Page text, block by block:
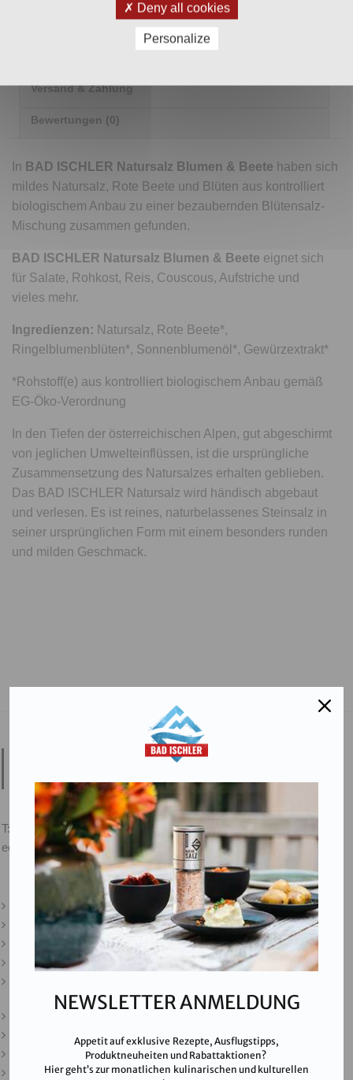
Versand & Zahlung
Bewertungen (0)
In BAD ISCHLER Natursalz Blumen & Beete haben sich
mildes Natursalz, Rote Beete und Blüten aus kontrolliert
biologischem Anbau zu einer bezaubernden Blütensalz-
Mischung zusammen gefunden.
BAD ISCHLER Natursalz Blumen & Beete eignet sich
für Salate, Rohkost, Reis, Couscous, Aufstriche und
vieles mehr.
Ingredienzen: Natursalz, Rote Beete*,
Ringelblumenblüten*, Sonnenblumenöl*, Gewürzextrakt*
*Rohstoff(e) aus kontrolliert biologischem Anbau gemäß
EG-Öko-Verordnung
In den Tiefen der österreichischen Alpen, gut abgeschirmt
von jeglichen Umwelteinflüssen, ist die ursprüngliche
Zusammensetzung des Natursalzes erhalten geblieben.
Das BAD ISCHLER Natursalz wird händisch abgebaut
und verlesen. Es ist reines, naturbelassenes Steinsalz in
seiner ursprünglichen Form mit einem besonders runden
und milden Geschmack.
Salinen Austria Aktiengesellschaft
4802 Ebensee am Traunsee,AUSTRIA
T:
+43 676 87812208
ecommerce@salinen.com
Kontakt
Downloads
Presse
Partner & Friends
NEWSLETTER ANMELDUNG
Appetit auf exklusive Rezepte, Ausflugstipps,
Produktneuheiten und Rabattaktionen?
Hier geht’s zur monatlichen kulinarischen und kulturellen
Deny all cookies
Personalize